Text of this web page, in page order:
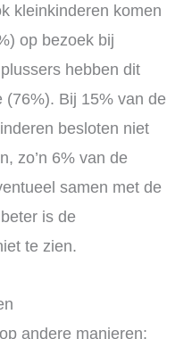
kleinkinderen komen
op bezoek bij
hebben dit
(76%). Bij 15% van de
besloten niet
zo’n 6% van de
samen met de
is de
te zien.
andere manieren: